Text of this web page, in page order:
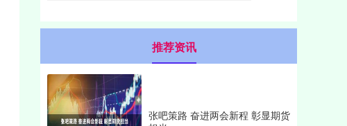
推荐资讯
张吧策路 奋进两会新程 彰显期货